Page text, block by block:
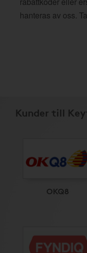
hanteras av oss.
Kunder till
OKQ8